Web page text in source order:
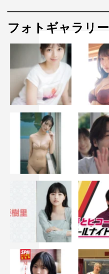
フォトギャラリー